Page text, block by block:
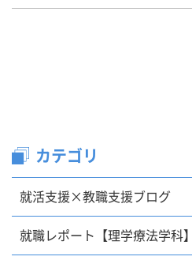
カテゴリ
就活支援×教職支援ブログ
就職レポート【理学療法学科】